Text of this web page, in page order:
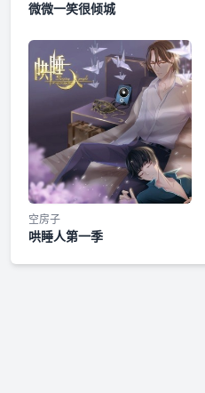
微微一笑很倾城
空房子
哄睡人第一季